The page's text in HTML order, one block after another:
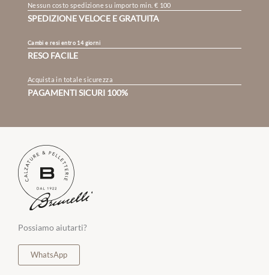
Nessun costo spedizione su importo min. € 100
SPEDIZIONE VELOCE E GRATUITA
Cambi e resi entro 14 giorni
RESO FACILE
Acquista in totale sicurezza
PAGAMENTI SICURI 100%
Possiamo aiutarti?
WhatsApp